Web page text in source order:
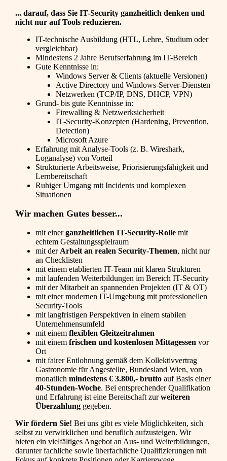
... darauf, dass Sie IT-Security ganzheitlich denken und
nicht nur auf Tools reduzieren.
IT-technische Ausbildung (HTL, Lehre, Studium oder
vergleichbar)
Mindestens 2 Jahre Berufserfahrung im IT-Bereich
Gute Kenntnisse in:
Windows Server & Clients (aktuelle Versionen)
Active Directory und Windows‑Server‑Diensten
Netzwerken (TCP/IP, DNS, DHCP, VPN)
Grund- bis gute Kenntnisse in:
Firewalling & Netzwerksicherheit
IT‑Security‑Konzepten (Hardening, Prevention,
Detection)
Microsoft Azure
Erfahrung mit Analyse‑Tools (z. B. Wireshark,
Loganalyse) von Vorteil
Strukturierte Arbeitsweise, Priorisierungsfähigkeit und
Lernbereitschaft
Ruhiger Umgang mit Incidents und komplexen
Situationen
Wir machen Gutes besser...
mit einerganzheitlichen IT-Security-Rolle mit
echtem Gestaltungsspielraum
mit der Arbeit an realen Security-Themen, nicht nur
an Checklisten
mit einem etablierten IT-Team mit klaren Strukturen
mit laufenden Weiterbildungen im Bereich IT-Security
mit der Mitarbeit an spannenden Projekten (IT & OT)
mit einer modernen IT-Umgebung mit professionellen
Security-Tools
mit langfristigen Perspektiven in einem stabilen
Unternehmensumfeld
mit einem flexiblen Gleitzeitrahmen
mit einem frischen und kostenlosen Mittagessen vor
Ort
mit fairer Entlohnung gemäß dem Kollektivvertrag
Gastronomie für Angestellte, Bundesland Wien, von
monatlich mindestens € 3.800,- brutto auf Basis einer
40-Stunden-Woche. Bei entsprechender Qualifikation
und Erfahrung ist eine Bereitschaft zurweiteren
Überzahlung gegeben.
Wir fördern Sie! Bei uns gibt es viele Möglichkeiten, sich
selbst zu verwirklichen und beruflich aufzusteigen. Wir
bieten ein vielfältiges Angebot an Aus- und Weiterbildungen,
darunter fachliche sowie überfachliche Qualifizierungen mit